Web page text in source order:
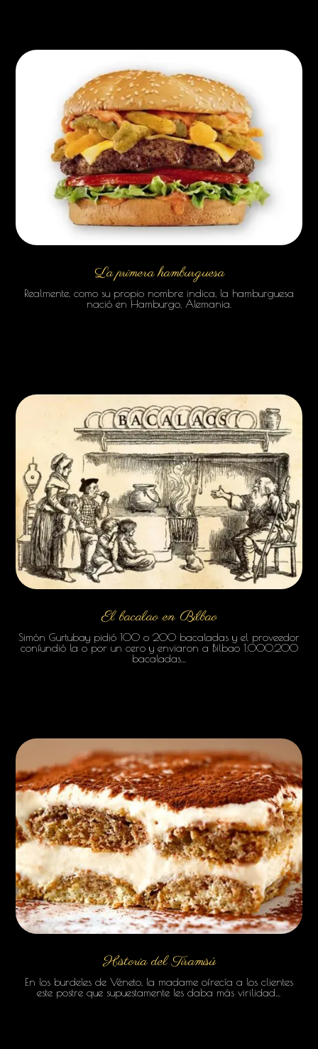
La primera hamburguesa
Realmente, como su propio nombre indica, la hamburguesa
nació en Hamburgo, Alemania.
El bacalao en Bilbao
Simón Gurtubay pidió 100 o 200 bacaladas y el proveedor
confundió la o por un cero y enviaron a Bilbao 1.000.200
bacaladas…
Historia del Tiramisú
En los burdeles de Véneto, la madame ofrecía a los clientes
este postre que supuestamente les daba más virilidad…